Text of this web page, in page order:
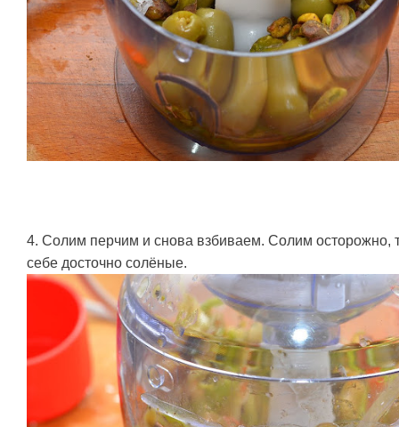
4. Солим перчим и снова взбиваем. Солим осторожно,
себе досточно солёные.